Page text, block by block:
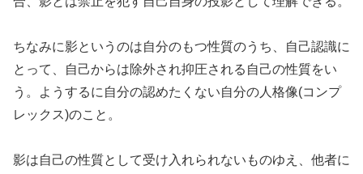
ちなみに影というのは自分のもつ性質のうち、自己認識に
とって、自己からは除外され抑圧される自己の性質をい
う。ようするに自分の認めたくない自分の人格像(コンプ
レックス)のこと。
影は自己の性質として受け入れられないものゆえ、他者に